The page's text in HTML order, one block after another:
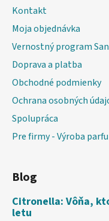
Kontakt
Moja objednávka
Vernostný program
Doprava a platba
Obchodné podmienky
Ochrana osobných
Spolupráca
Pre firmy - Výroba
Blog
Citronella: Vôňa,
letu